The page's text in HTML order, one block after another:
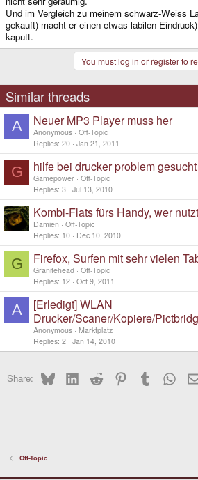
Und im Vergleich zu meinem schwarz-Weiss
gekauft) macht er einen etwas labilen
kaputt.
You must log in or register to
Similar threads
A Neuer MP3 Player muss her
Anonymous Off-Topic
Replies 20 Jan 21, 2011
G hilfe bei drucker problem gesucht
Gamepower Off-Topic
Replies 3 Jul 13, 2010
Kombi-Flats fürs Handy, wer
Damien
Off-Topic
Replies 10 Dec 10, 2010
G Firefox, Surfen mit sehr vielen
Granitehead Off-Topic
Replies 12 Oct 9, 2011
A
[Erledigt] WLAN
Drucker/Scaner/Kopiere/
Anonymous
Marktplatz
Replies 2 Jan 14, 2010
Share: BlueskyLinkedInReddit PinterestTumblr
Off-Topic